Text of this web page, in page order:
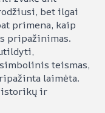
bet ilgai
primena, kaip
pripažinimas.
teismas,
laimėta.
istorikų ir